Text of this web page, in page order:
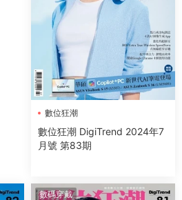
數位狂潮
數位狂潮 DigiTrend 2024年7
月號 第83期
數碼穿戴